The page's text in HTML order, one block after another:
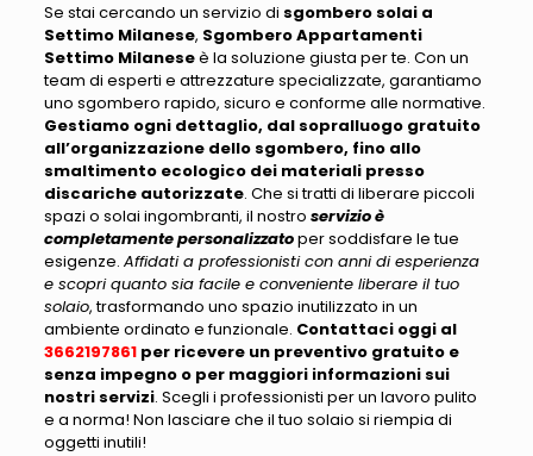
Se stai cercando un servizio di sgombero solai a
Settimo Milanese, Sgombero Appartamenti
Settimo Milaneseè la soluzione giusta per te. Con un
team di esperti e attrezzature specializzate, garantiamo
uno sgombero rapido, sicuro e conforme alle normative.
Gestiamo ogni dettaglio, dal sopralluogo gratuito
all’organizzazione dello sgombero, fino allo
smaltimento ecologico dei materiali presso
discariche autorizzate. Che si tratti di liberare piccoli
spazi o solai ingombranti, il nostro servizio è
completamente personalizzatoper soddisfare le tue
esigenze. Affidati a professionisti con anni di esperienza
e scopri quanto sia facile e conveniente liberare il tuo
solaio, trasformando uno spazio inutilizzato in un
ambiente ordinato e funzionale. Contattaci oggi al
3662197861 per ricevere un preventivo gratuito e
senza impegno o per maggiori informazioni sui
nostri servizi. Scegli i professionisti per un lavoro pulito
e a norma! Non lasciare che il tuo solaio si riempia di
oggetti inutili!